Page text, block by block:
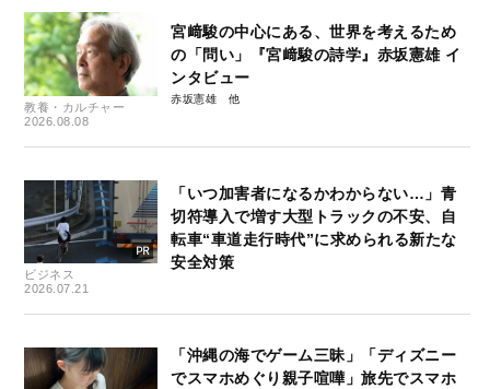
教養・カルチャー
2026.08.08
宮﨑駿の中心にある、世界を考えるため
の「問い」『宮﨑駿の詩学』赤坂憲雄 イ
ンタビュー
赤坂憲雄
ビジネス
2026.07.21
「いつ加害者になるかわからない…」青
切符導入で増す大型トラックの不安、自
転車“車道走行時代”に求められる新たな
安全対策
「沖縄の海でゲーム三昧」「ディズニー
でスマホめぐり親子喧嘩」旅先でスマホ